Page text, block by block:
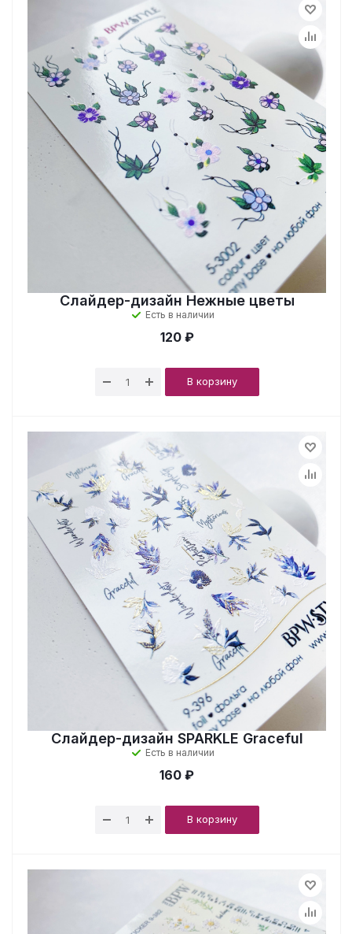
Слайдер-дизайн Нежные цветы
Есть в наличии
120 ₽
В корзину
Слайдер-дизайн SPARKLE Graceful
Есть в наличии
160 ₽
В корзину